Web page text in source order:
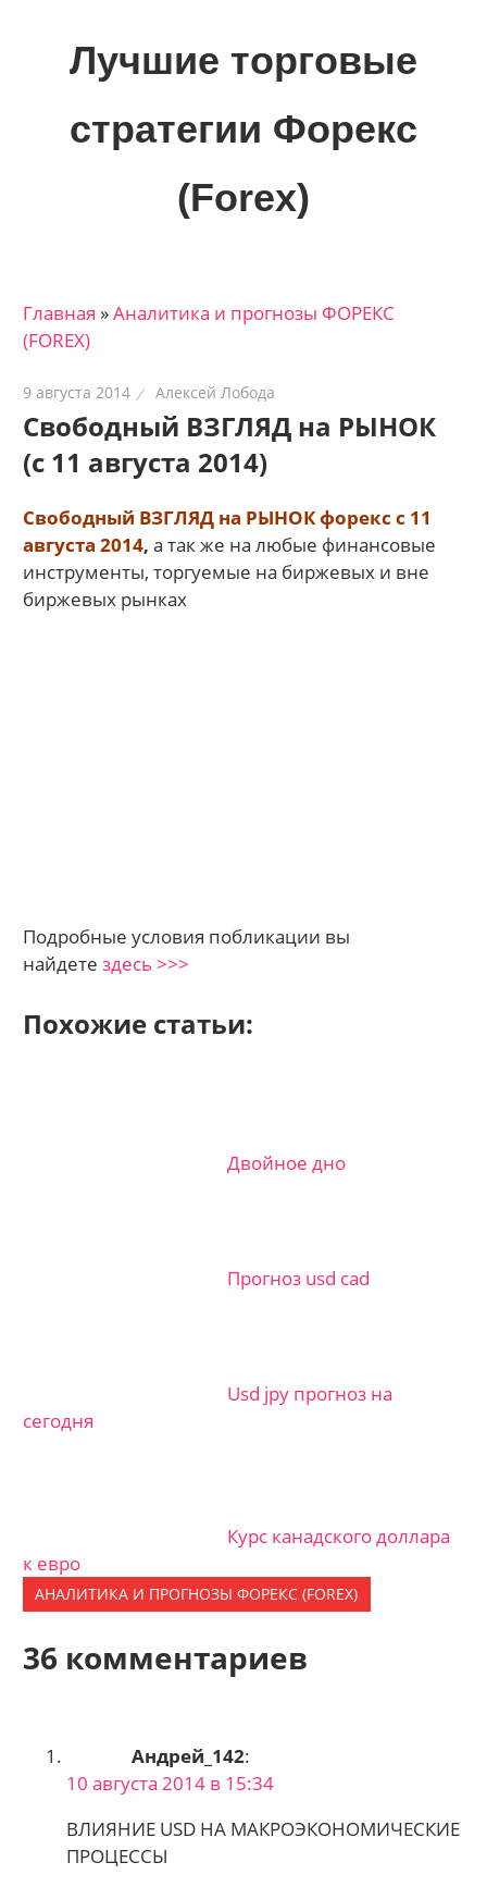
Лучшие торговые
стратегии Форекс
(Forex)
трейдеров
на
рынках:
стратегии,
сигналы,
Главная »Аналитика и прогнозы ФОРЕКС
(FOREX)
9 августа 2014 Алексей Лобода
Свободный ВЗГЛЯД на РЫНОК
(с 11 августа 2014)
Свободный ВЗГЛЯД на РЫНОК форекс с 11
августа 2014, а так же на любые финансовые
инструменты, торгуемые на биржевых и вне
биржевых рынках
Подробные условия побликации вы
найдетездесь >>>
Похожие статьи:
Двойное дно
Прогноз usd cad
Usd jpy прогноз на
сегодня
Курс канадского доллара
к евро
АНАЛИТИКА И ПРОГНОЗЫ ФОРЕКС (FOREX)
36 комментариев
Андрей_142:
10 августа 2014 в 15:34
ВЛИЯНИЕ USD НА МАКРОЭКОНОМИЧЕСКИЕ
ПРОЦЕССЫ